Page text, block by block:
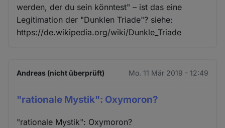
werden, der du sein könntest" – ist das eine
Legitimation der "Dunklen Triade"? siehe:
https://de.wikipedia.org/wiki/Dunkle_Triade
Andreas (nicht überprüft) Mo. 11 Mär 2019 - 12:49
"rationale Mystik": Oxymoron?
"rationale Mystik": Oxymoron?